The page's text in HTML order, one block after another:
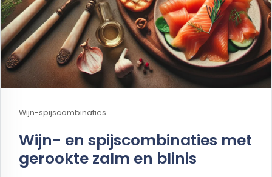
Wijn-spijscombinaties
Wijn- en spijscombinaties met
gerookte zalm en blinis